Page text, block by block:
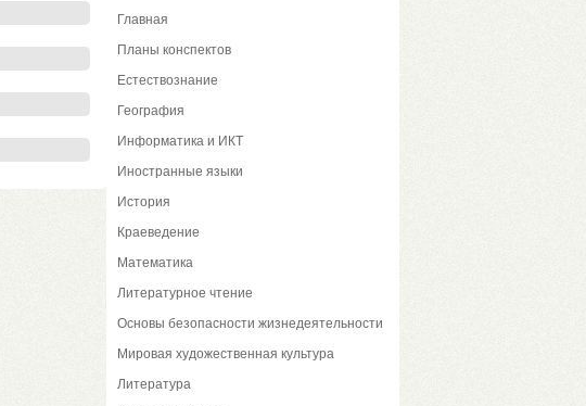
Главная
Планы конспектов
Естествознание
География
Информатика и ИКТ
Иностранные языки
История
Краеведение
Математика
Литературное чтение
Основы безопасности жизнедеятельности
Мировая художественная культура
Литература